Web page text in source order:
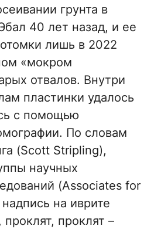
грунта в
40 лет назад, и ее
лишь в 2022
«мокром
отвалов. Внутри
пластинки удалось
с помощью
По словам
(Scott Stripling),
научных
(Associates for
на иврите
проклят, проклят –